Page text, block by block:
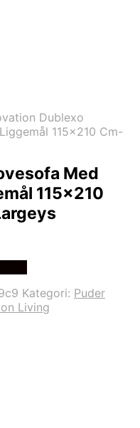
Dublexo
115×210 Cm-
Med
115×210
Kategori: Puder
Living